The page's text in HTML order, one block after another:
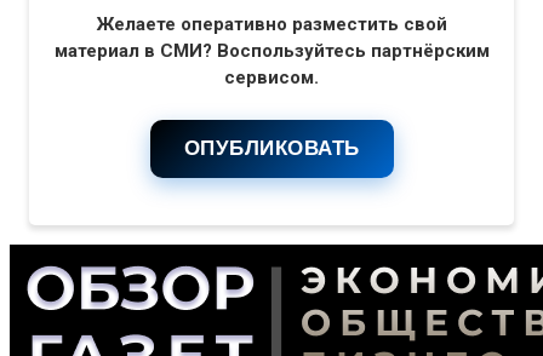
Желаете оперативно разместить свой
материал в СМИ? Воспользуйтесь партнёрским
сервисом.
ОПУБЛИКОВАТЬ